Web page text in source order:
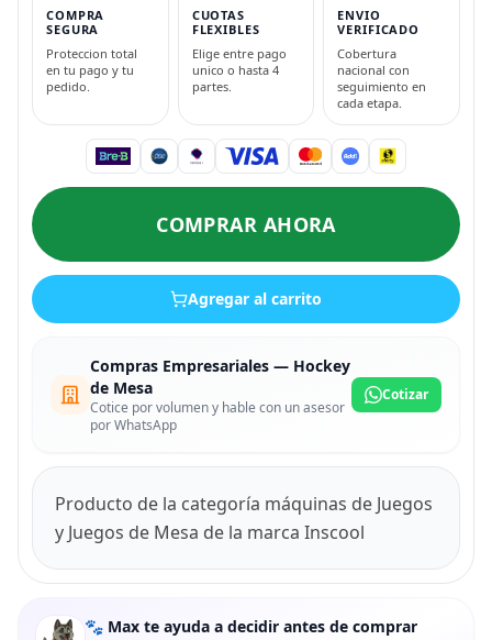
COMPRA
SEGURA
Proteccion total
en tu pago y tu
pedido.
CUOTAS
FLEXIBLES
Elige entre pago
unico o hasta 4
partes.
ENVIO
VERIFICADO
Cobertura
nacional con
seguimiento en
cada etapa.
COMPRAR AHORA
Agregar al carrito
Compras Empresariales — Hockey
de Mesa
Cotice por volumen y hable con un asesor
por WhatsApp
Cotizar
Producto de la categoría máquinas de Juegos
y Juegos de Mesa de la marca Inscool
🐾 Max te ayuda a decidir antes de comprar